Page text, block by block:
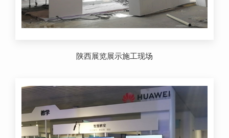
陕西展览展示施工现场